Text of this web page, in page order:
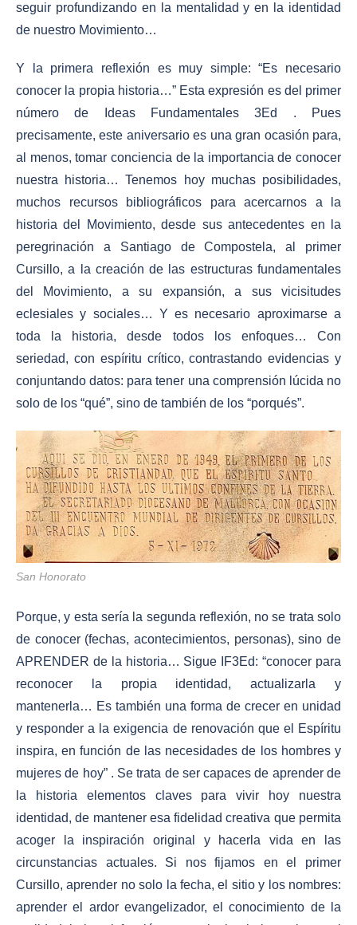
seguir profundizando en la mentalidad y en la identidad
de nuestro Movimiento…
Y la primera reflexión es muy simple: “Es necesario
conocer la propia historia…” Esta expresión es del primer
número de Ideas Fundamentales 3Ed . Pues
precisamente, este aniversario es una gran ocasión para,
al menos, tomar conciencia de la importancia de conocer
nuestra historia… Tenemos hoy muchas posibilidades,
muchos recursos bibliográficos para acercarnos a la
historia del Movimiento, desde sus antecedentes en la
peregrinación a Santiago de Compostela, al primer
Cursillo, a la creación de las estructuras fundamentales
del Movimiento, a su expansión, a sus vicisitudes
eclesiales y sociales… Y es necesario aproximarse a
toda la historia, desde todos los enfoques… Con
seriedad, con espíritu crítico, contrastando evidencias y
conjuntando datos: para tener una comprensión lúcida no
solo de los “qué”, sino de también de los “porqués”.
San Honorato
Porque, y esta sería la segunda reflexión, no se trata solo
de conocer (fechas, acontecimientos, personas), sino de
APRENDER de la historia… Sigue IF3Ed: “conocer para
reconocer la propia identidad, actualizarla y
mantenerla… Es también una forma de crecer en unidad
y responder a la exigencia de renovación que el Espíritu
inspira, en función de las necesidades de los hombres y
mujeres de hoy” . Se trata de ser capaces de aprender de
la historia elementos claves para vivir hoy nuestra
identidad, de mantener esa fidelidad creativa que permita
acoger la inspiración original y hacerla vida en las
circunstancias actuales. Si nos fijamos en el primer
Cursillo, aprender no solo la fecha, el sitio y los nombres:
aprender el ardor evangelizador, el conocimiento de la